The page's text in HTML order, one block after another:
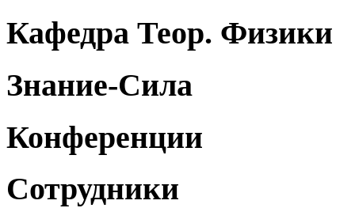
Кафедра Теор. Физики
Знание-Сила
Конференции
Сотрудники